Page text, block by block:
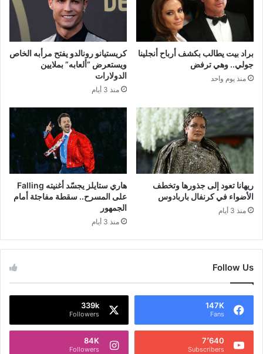
براد بيت يطالب بكشف أرباح أنجلينا
جولي.. وهي ترفض
منذ يوم واحد
كريستيانو رونالدو يفتح مرأبه الخاص
ويستعرض “ألعابه” بملايين
الدولارات
منذ 3 أيام
ريهانا تعود إلى جذورها وتخطف
الأضواء في كرنفال باربادوس
منذ 3 أيام
هاري ستايلز يجسّد أغنيته Falling
على المسرح.. سقطة مفاجئة أمام
الجمهور
منذ 3 أيام
Follow Us
147K
Fans
339k
Followers
7٬640
Subscribers
84K
Followers